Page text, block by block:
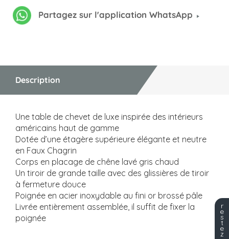
Partagez sur l'application WhatsApp
Description
Une table de chevet de luxe inspirée des intérieurs
américains haut de gamme
Dotée d’une étagère supérieure élégante et neutre
en Faux Chagrin
Corps en placage de chêne lavé gris chaud
Un tiroir de grande taille avec des glissières de tiroir
à fermeture douce
Poignée en acier inoxydable au fini or brossé pâle
Livrée entièrement assemblée, il suffit de fixer la
poignée
r
e
s
t
e
z